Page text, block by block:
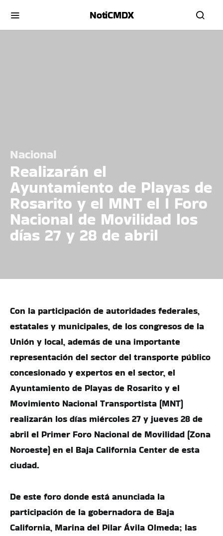
NotiCMDX
Nacional
Realizarán el
Ayuntamiento de Playas de
Rosarito y el MNT el I Foro
Nacional de Movilidad los
días 27 y 28 de abril
Con la participación de autoridades federales,
estatales y municipales, de los congresos de la
Unión y local, además de una importante
representación del sector del transporte público
concesionado y expertos en el sector, el
Ayuntamiento de Playas de Rosarito y el
Movimiento Nacional Transportista (MNT)
realizarán los días miércoles 27 y jueves 28 de
abril el Primer Foro Nacional de Movilidad (Zona
Noroeste) en el Baja California Center de esta
ciudad.
De este foro donde está anunciada la
participación de la gobernadora de Baja
California, Marina del Pilar Ávila Olmeda; las